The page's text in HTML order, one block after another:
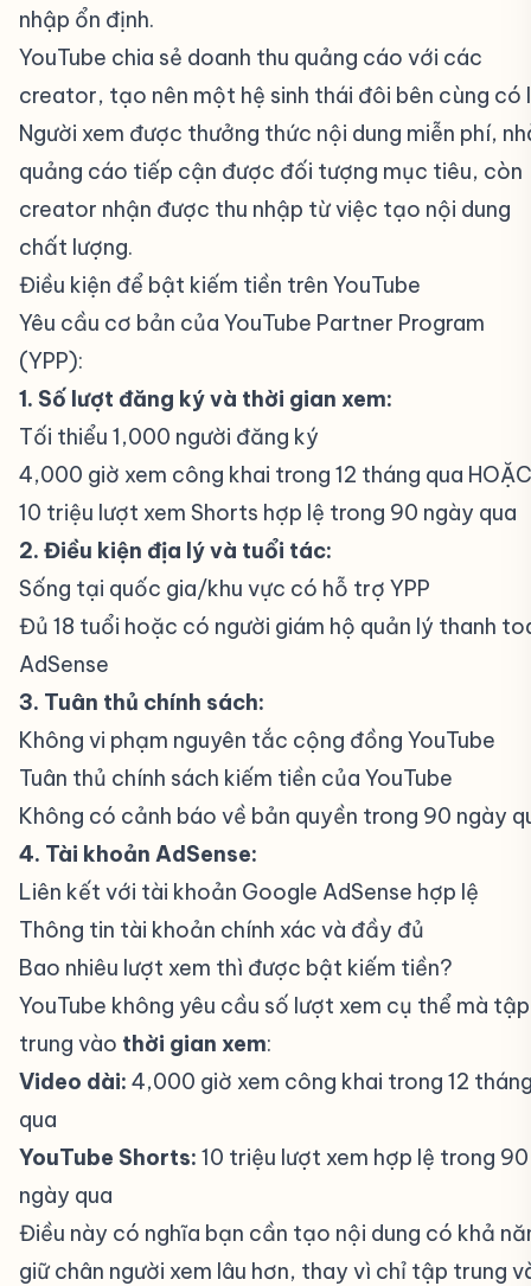
nhập ổn định.
YouTube chia sẻ doanh thu quảng cáo với các
creator, tạo nên một hệ sinh thái đôi bên cùng có
Người xem được thưởng thức nội dung miễn phí,
quảng cáo tiếp cận được đối tượng mục tiêu, còn
creator nhận được thu nhập từ việc tạo nội dung
chất lượng.
Điều kiện để bật kiếm tiền trên YouTube
Yêu cầu cơ bản của YouTube Partner Program
(YPP):
1. Số lượt đăng ký và thời gian xem:
Tối thiểu 1,000 người đăng ký
4,000 giờ xem công khai trong 12 tháng qua HOẶC
10 triệu lượt xem Shorts hợp lệ trong 90 ngày qua
2. Điều kiện địa lý và tuổi tác:
Sống tại quốc gia/khu vực có hỗ trợ YPP
Đủ 18 tuổi hoặc có người giám hộ quản lý thanh
AdSense
3. Tuân thủ chính sách:
Không vi phạm nguyên tắc cộng đồng YouTube
Tuân thủ chính sách kiếm tiền của YouTube
Không có cảnh báo về bản quyền trong 90 ngày
4. Tài khoản AdSense:
Liên kết với tài khoản Google AdSense hợp lệ
Thông tin tài khoản chính xác và đầy đủ
Bao nhiêu lượt xem thì được bật kiếm tiền?
YouTube không yêu cầu số lượt xem cụ thể mà tập
trung vào thời gian xem:
Video dài: 4,000 giờ xem công khai trong 12
qua
YouTube Shorts: 10 triệu lượt xem hợp lệ trong 90
ngày qua
Điều này có nghĩa bạn cần tạo nội dung có khả
giữ chân người xem lâu hơn, thay vì chỉ tập trung